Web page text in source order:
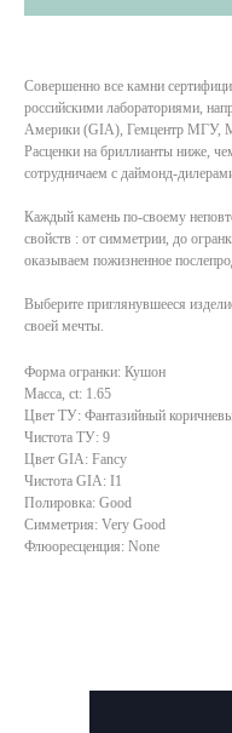
Совершенно все камни
российскими лабораториями,
Америки (GIA), Гемцентр МГУ,
Расценки на бриллианты ниже,
сотрудничаем с даймонд-
Каждый камень по-своему
свойств : от симметрии, до
оказываем пожизненное
Выберите приглянувшееся
своей мечты.
Форма огранки: Кушон
Масса, ct: 1.65
Цвет ТУ: Фантазийный
Чистота ТУ: 9
Цвет GIA: Fancy
Чистота GIA: I1
Полировка: Good
Симметрия: Very Good
Флюоресценция: None